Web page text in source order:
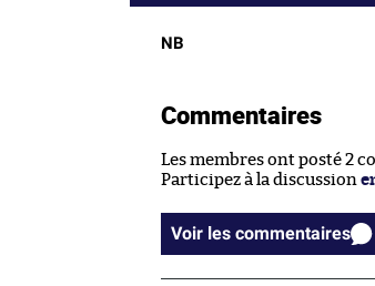
NB
Commentaires
Les membres ont posté 2
Participez à la discussion
Voir les commentaires